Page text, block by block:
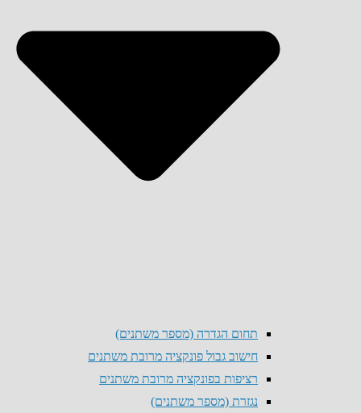
תחום הגדרה (מספר משתנים)
חישוב גבול פונקציה מרובת משתנים
רציפות בפונקציה מרובת משתנים
נגזרת (מספר משתנים)